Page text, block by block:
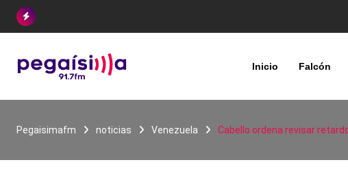
Skip
Inicio Falcón
Pegaisimafm noticias Venezuela Cabello ordena revisar